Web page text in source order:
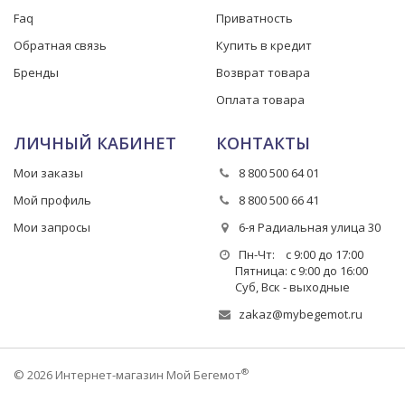
Faq
Обратная связь
Бренды
Приватность
Купить в кредит
Возврат товара
Оплата товара
ЛИЧНЫЙ КАБИНЕТ
Мои заказы
Мой профиль
Мои запросы
КОНТАКТЫ
8 800 500 64 01
8 800 500 66 41
6-я Радиальная улица 30
Пн-Чт: с 9:00 до 17:00
Пятница: с 9:00 до 16:00
Суб, Вск - выходные
zakaz@mybegemot.ru
© 2026 Интернет-магазин Мой Бегемот®